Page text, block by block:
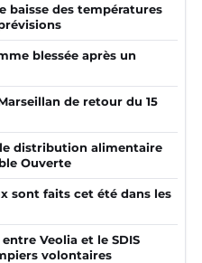
baisse des températures
blessée après un
de retour du 15
distribution alimentaire
Ouverte
sont faits cet été dans les
Veolia et le SDIS
volontaires